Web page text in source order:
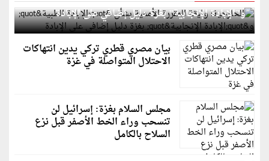
و"الإبادة الإنجابية" بغزة دليل إضافي على الإبادة
بيان مصري قطري تركي يدين انتهاكات
الاحتلال المتواصلة في غزة
مجلس السلام بغزة: إسرائيل لن
تنسحب وراء الخط الأصفر قبل نزع
السلاح بالكامل